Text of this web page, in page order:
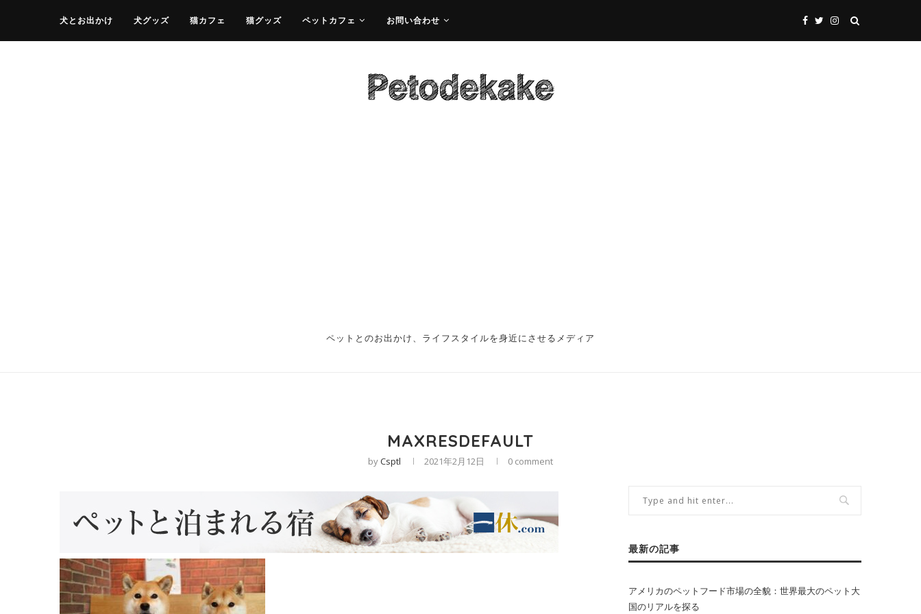
犬とお出かけ 犬グッズ 猫カフェ 猫グッズ ペットカフェ お問い合わせ
ペットとのお出かけ、ライフスタイルを身近にさせるメディア
MAXRESDEFAULT
byCsptl 2021年2月12日 0 comment
最新の記事
アメリカのペットフード市場の全貌：世界最大のペット大
国のリアルを探る